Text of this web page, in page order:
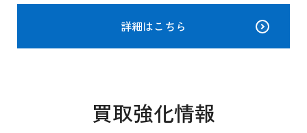
詳細はこちら
買取強化情報